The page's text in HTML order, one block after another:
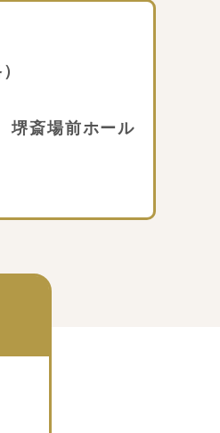
斎場前ホール